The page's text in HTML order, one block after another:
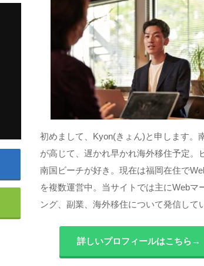
初めまして、Kyon(きょん)と申します。
が高じて、遅かれ早かれ海外移住予定。
南国ビーチが好き。現在は福岡在住で
を複数運営中。当サイトでは主にWebマ
ング、副業、海外移住について発信して
詳しいプロフィールはこちら→